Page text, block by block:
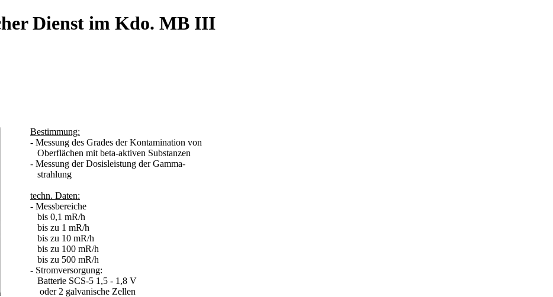
Dienst im Kdo. MB III
Bestimmung:
- Messung des Grades der Kontamination von
Oberflächen mit beta-aktiven Substanzen
- Messung der Dosisleistung der Gamma-
strahlung
techn. Daten:
- Messbereiche
bis 0,1 mR/h
bis zu 1 mR/h
bis zu 10 mR/h
bis zu 100 mR/h
bis zu 500 mR/h
- Stromversorgung:
Batterie SCS-5 1,5 - 1,8 V
oder 2 galvanische Zellen